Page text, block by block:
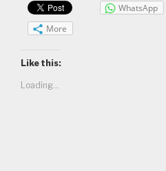
WhatsApp
More
Like this:
Loading...